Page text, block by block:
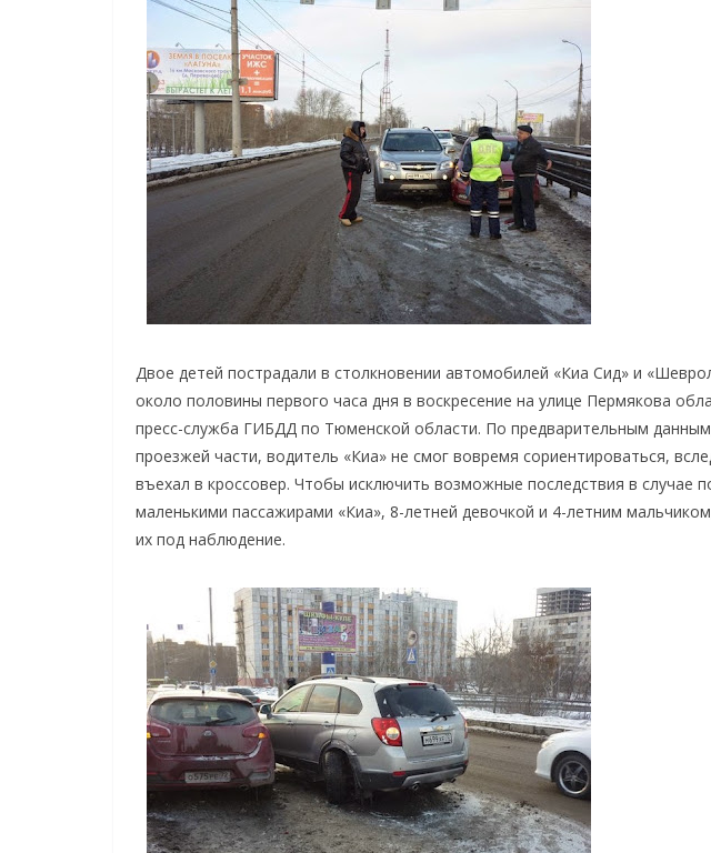
Двое детей пострадали в столкновении автомобилей «Киа Сид» и
около половины первого часа дня в воскресение на улице Пермякова
пресс-служба ГИБДД по Тюменской области. По предварительным
проезжей части, водитель «Киа» не смог вовремя сориентироваться,
въехал в кроссовер. Чтобы исключить возможные последствия в случае
маленькими пассажирами «Киа», 8-летней девочкой и 4-летним
их под наблюдение.